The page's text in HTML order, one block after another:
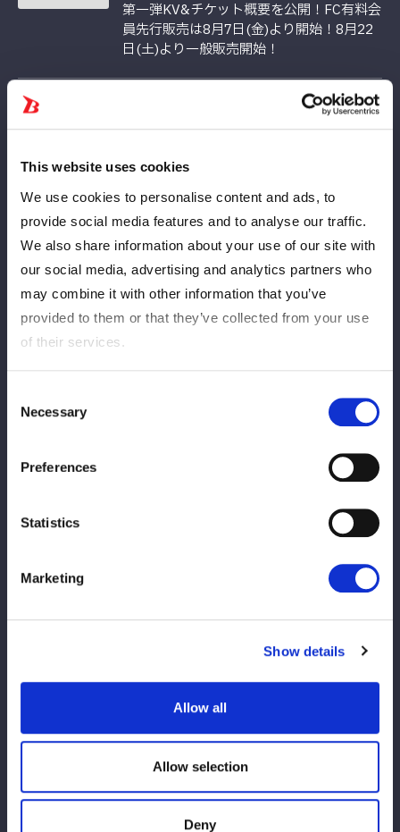
This website uses cookies
We use cookies to personalise content and ads, to
provide social media features and to analyse our traffic.
We also share information about your use of our site with
our social media, advertising and analytics partners who
may combine it with other information that you’ve
provided to them or that they’ve collected from your use
of their services.
Selection
Necessary
Preferences
Statistics
Marketing
Show details
Allow all
Allow selection
Deny
第一弾KV&チケット概要を公開！FC有料会
員先行販売は8月7日(金)より開始！8月22
日(土)より一般販売開始！
Tournament information
大会にて梨杏選手のポートレートお渡し会
を開催！
【8/2 お渡し会情報】栃木・宇都宮大会に
て妃南選手のポートレートお渡し会を開
【8/1 お渡し会情報】宮城・仙台大会にて
壮麗亜美選手のポートレートお渡し会を開
「STARDOM DREAM QUEENDOM
2026/07/27 Tournament information
【7/28 お渡し会情報】東京・後楽園ホー
ドボールチーム・ハニービー石川の選手来
場が決定！